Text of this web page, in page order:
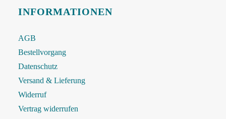
INFORMATIONEN
AGB
Bestellvorgang
Datenschutz
Versand & Lieferung
Widerruf
Vertrag widerrufen